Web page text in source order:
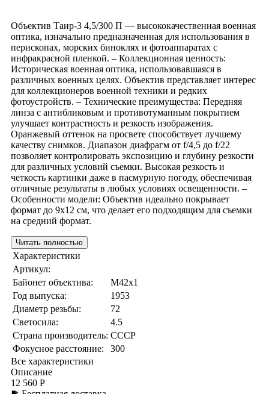
Объектив Таир-3 4,5/300 П — высококачественная военная
оптика, изначально предназначенная для использования в
перископах, морских биноклях и фотоаппаратах с
инфракрасной пленкой. – Коллекционная ценность:
Историческая военная оптика, использовавшаяся в
различных военных целях. Объектив представляет интерес
для коллекционеров военной техники и редких
фотоустройств. – Технические преимущества: Передняя
линза с антибликовым и противотуманным покрытием
улучшает контрастность и резкость изображения.
Оранжевый оттенок на просвете способствует лучшему
качеству снимков. Диапазон диафрагм от f/4,5 до f/22
позволяет контролировать экспозицию и глубину резкости
для различных условий съемки. Высокая резкость и
четкость картинки даже в пасмурную погоду, обеспечивая
отличные результаты в любых условиях освещенности. –
Особенности модели: Объектив идеально покрывает
формат до 9x12 см, что делает его подходящим для съемки
на средний формат.
Читать полностью
Характеристики
Артикул:
Байонет объектива:
M42x1
Год выпуска:
1953
Диаметр резьбы:
72
Светосила:
4.5
Страна производитель: СССР
Фокусное расстояние:
300
Все характеристики
Описание
12 560 Р